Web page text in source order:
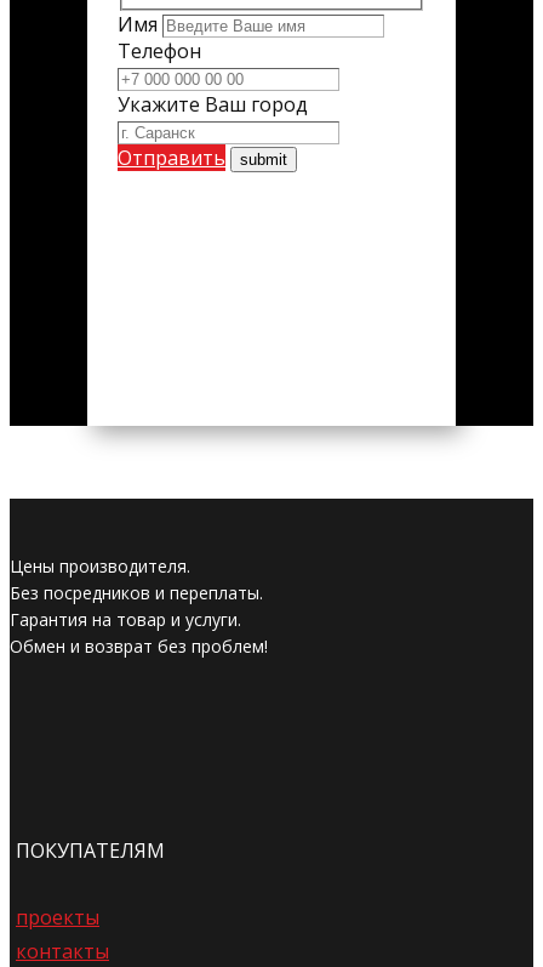
Имя
Телефон
Укажите Ваш город
Отправить
Цены производителя.
Без посредников и переплаты.
Гарантия на товар и услуги.
Обмен и возврат без проблем!
ПОКУПАТЕЛЯМ
проекты
контакты